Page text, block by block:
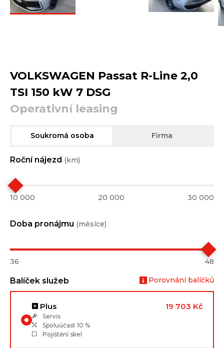
VOLKSWAGEN Passat R-Line 2,0
TSI 150 kW 7 DSG
Operativní leasing
Soukromá osoba Firma
Roční nájezd (km)
10 000 20 000 30 000
Doba pronájmu (měsíce)
36 48
Balíček služeb Porovnání balíčků
Plus 19 703 Kč
Servis
Spoluúčast 10 %
Pojištění skel